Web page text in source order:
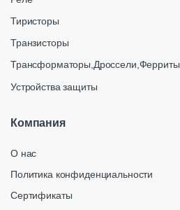
Тиристоры
Транзисторы
Трансформаторы,Дроссели,Ферриты
Устройства защиты
Компания
О нас
Политика конфиденциальности
Сертификаты